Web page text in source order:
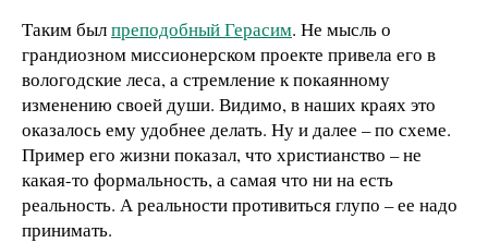
Таким былпреподобный Герасим. Не мысль о
грандиозном миссионерском проекте привела его в
вологодские леса, а стремление к покаянному
изменению своей души. Видимо, в наших краях это
оказалось ему удобнее делать. Ну и далее – по схеме.
Пример его жизни показал, что христианство – не
какая-то формальность, а самая что ни на есть
реальность. А реальности противиться глупо – ее надо
принимать.